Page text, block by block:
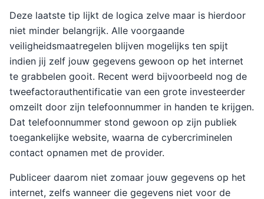
Deze laatste tip lijkt de logica zelve maar is hierdoor
niet minder belangrijk. Alle voorgaande
veiligheidsmaatregelen blijven mogelijks ten spijt
indien jij zelf jouw gegevens gewoon op het internet
te grabbelen gooit. Recent werd bijvoorbeeld nog de
tweefactorauthentificatie van een grote investeerder
omzeilt door zijn telefoonnummer in handen te krijgen.
Dat telefoonnummer stond gewoon op zijn publiek
toegankelijke website, waarna de cybercriminelen
contact opnamen met de provider.
Publiceer daarom niet zomaar jouw gegevens op het
internet, zelfs wanneer die gegevens niet voor de